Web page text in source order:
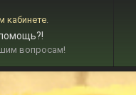
кабинете.
вопросам!